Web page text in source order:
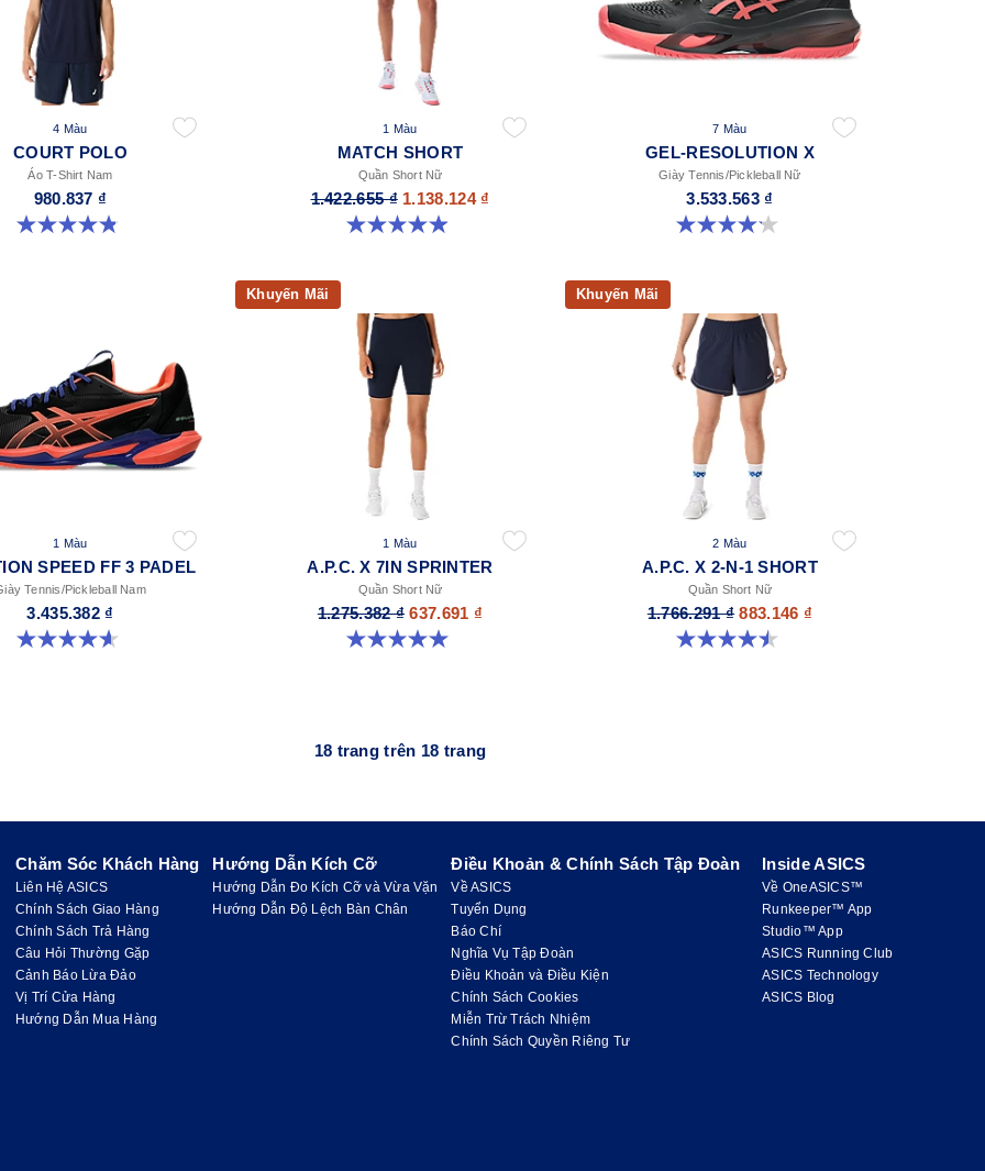
4 Màu
COURT POLO
Áo T-Shirt Nam
980.837 ₫
4.9 trong số 5 sao. 28 đánh giá
1 Màu
MATCH SHORT
Quần Short Nữ
1.422.655 ₫ 1.138.124 ₫
4.9 trong số 5 sao. 13 đánh giá
7 Màu
GEL-RESOLUTION X
Giày Tennis/Pickleball Nữ
3.533.563 ₫
4.2 trong số 5 sao. 68 đánh giá
1 Màu
SPEED FF 3 PADEL
Tennis/Pickleball Nam
3.435.382 ₫
4.6 trong số 5 sao. 30 đánh giá
Khuyến Mãi
1 Màu
A.P.C. X 7IN SPRINTER
Quần Short Nữ
1.275.382 ₫ 637.691 ₫
5.0 trong số 5 sao. 5 đánh giá
Khuyến Mãi
2 Màu
A.P.C. X 2-N-1 SHORT
Quần Short Nữ
1.766.291 ₫ 883.146 ₫
4.5 trong số 5 sao. 2 đánh giá
18 trang trên 18 trang
Chăm Sóc Khách Hàng
Liên Hệ ASICS
Chính Sách Giao Hàng
Chính Sách Trả Hàng
Câu Hỏi Thường Gặp
Cảnh Báo Lừa Đảo
Vị Trí Cửa Hàng
Hướng Dẫn Mua Hàng
Hướng Dẫn Kích Cỡ
Hướng Dẫn Đo Kích Cỡ và Vừa Vặn
Hướng Dẫn Độ Lệch Bàn Chân
Điều Khoản & Chính Sách Tập Đoàn
Về ASICS
Tuyển Dụng
Báo Chí
Nghĩa Vụ Tập Đoàn
Điều Khoản và Điều Kiện
Chính Sách Cookies
Miễn Trừ Trách Nhiệm
Chính Sách Quyền Riêng Tư
Inside ASICS
Về OneASICS™
Runkeeper™ App
Studio™ App
ASICS Running Club
ASICS Technology
ASICS Blog